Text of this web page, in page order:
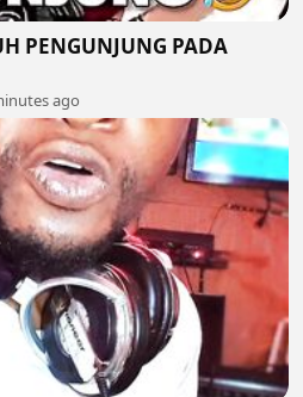
PENGUNJUNG PADA
ago